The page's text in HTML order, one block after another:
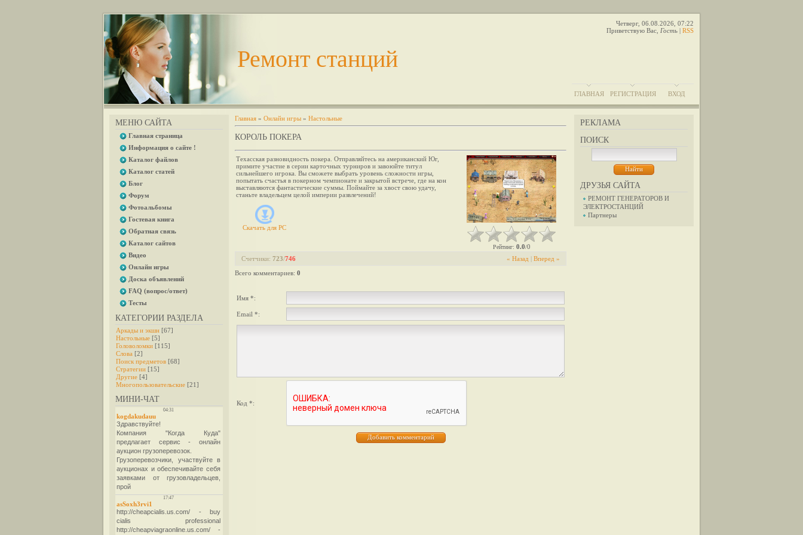
Ремонт станций
Четверг, 06.08.2026, 07:22
Приветствую Вас Гость | RSS
ГЛАВНАЯ РЕГИСТРАЦИЯ ВХОД
МЕНЮ САЙТА
Главная страница
Информация о сайте !
Каталог файлов
Каталог статей
Блог
Форум
Фотоальбомы
Гостевая книга
Обратная связь
Каталог сайтов
Видео
Онлайн игры
Доска объявлений
FAQ (вопрос/ответ)
Тесты
КАТЕГОРИИ РАЗДЕЛА
Аркады и экшн [67]
Настольные [5]
Головоломки [115]
Слова [2]
Поиск предметов [68]
Стратегии [15]
Другие [4]
Многопользовательские [21]
МИНИ-ЧАТ
РЕКЛАМА
ПОИСК
ДРУЗЬЯ САЙТА
РЕМОНТ ГЕНЕРАТОРОВ И
ЭЛЕКТРОСТАНЦИЙ
Партнеры
Главная » Онлайн игры » Настольные
КОРОЛЬ ПОКЕРА
Техасская разновидность покера. Отправляйтесь на американский Юг,
примите участие в серии карточных турниров и завоюйте титул
сильнейшего игрока. Вы сможете выбрать уровень сложности игры,
попытать счастья в покерном чемпионате и закрытой встрече, где на кон
выставляются фантастические суммы. Поймайте за хвост свою удачу,
станьте владельцем целой империи развлечений!
Скачать для PC
Рейтинг: 0.0/0
« Назад | Вперед »
Счетчики: 723/746
Всего комментариев: 0
Имя *:
Email *:
Код *: